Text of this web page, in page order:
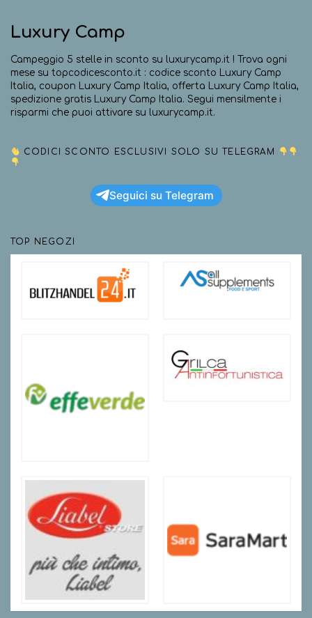
Luxury Camp
Campeggio 5 stelle in sconto su luxurycamp.it ! Trova ogni
mese su topcodicesconto.it : codice sconto Luxury Camp
Italia, coupon Luxury Camp Italia, offerta Luxury Camp Italia,
spedizione gratis Luxury Camp Italia. Segui mensilmente i
risparmi che puoi attivare su luxurycamp.it.
CODICI SCONTO ESCLUSIVI SOLO SU TELEGRAM
Seguici su Telegram
TOP NEGOZI